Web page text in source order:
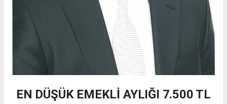
EN DÜŞÜK EMEKLİ AYLIĞI 7.500 TL